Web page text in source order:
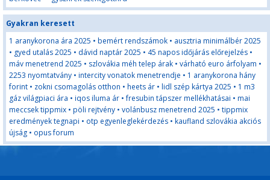
Gyakran keresett
1 aranykorona ára 2025 • bemért rendszámok • ausztria minimálbér 2025
• gyed utalás 2025 • dávid naptár 2025 • 45 napos időjárás előrejelzés •
máv menetrend 2025 • szlovákia méh telep árak • várható euro árfolyam •
2253 nyomtatvány • intercity vonatok menetrendje • 1 aranykorona hány
forint • zokni csomagolás otthon • heets ár • lidl szép kártya 2025 • 1 m3
gáz világpiaci ára • iqos iluma ár •fresubin tápszer mellékhatásai • mai
meccsek tippmix • pöli rejtvény • volánbusz menetrend 2025 • tippmix
eredmények tegnapi • otp egyenleglekérdezés • kaufland szlovákia akciós
újság • opus forum